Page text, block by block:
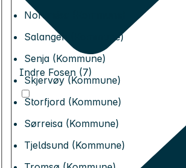
Nordreisa (Kommune)
Salangen (Kommune)
Senja (Kommune)
Skjervøy (Kommune)
Storfjord (Kommune)
Sørreisa (Kommune)
Tjeldsund (Kommune)
Indre Fosen (7)